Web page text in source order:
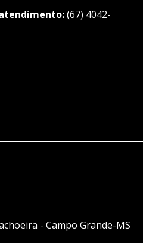
(67) 4042-
- Campo Grande-MS